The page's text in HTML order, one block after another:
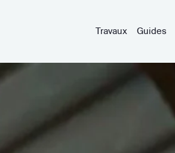
Travaux Guides